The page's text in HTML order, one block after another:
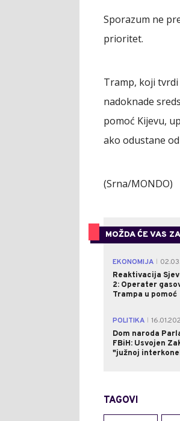
Sporazum ne
prioritet.
Tramp, koji
nadoknade
pomoć Kijevu,
ako odustane
(Srna/MONDO)
MOŽDA ĆE VAS
EKONOMIJA
Reaktivacija
2: Operater
Trampa u pomoć
POLITIKA
Dom naroda
FBiH: Usvojen
"južnoj
TAGOVI